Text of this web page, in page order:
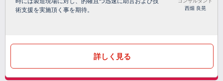
術支援を実施頂く事を期待。
西畑 良晃
詳しく見る